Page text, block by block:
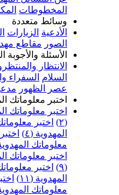
المخطوطات
وسائط متعددة
الأدعية الزيارات
الصور مقاطع
الأسئلة والأجوبة
الانتظار
السلام السفراء
عصر الظهور
اختبر معلوماتك
اختبر معلوماتك
(٢)
اختبر
المهدوية (٤)
معلوماتك المهدوية
اختبر معلوماتك
(٩)
اختبر
المهدوية (١١)
معلوماتك المهدوية